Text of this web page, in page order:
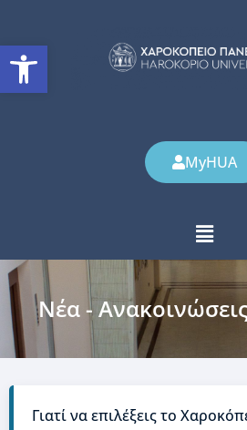
Ανοίξτε τη
MyHUA
Νέα -
Γιατί να επιλέξεις το